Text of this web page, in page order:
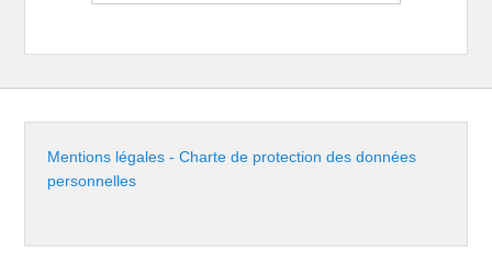
Mentions légales - Charte de protection des données
personnelles